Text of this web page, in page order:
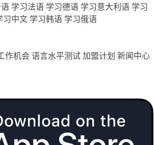
学习法语 学习德语 学习意大利语 学习
习中文 学习韩语 学习俄语
作机会语言水平测试加盟计划 新闻中心